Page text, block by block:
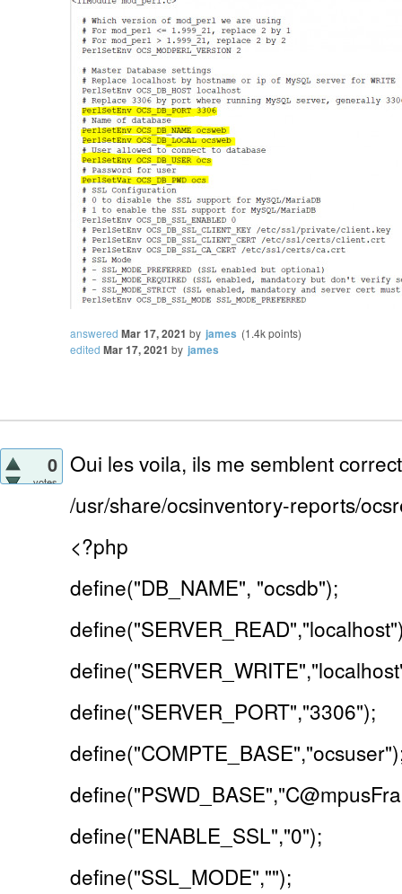
answered Mar 17, 2021 by james (1.4kpoints)
edited Mar 17, 2021 by james
0
votes
Oui les voila, ils me semblent correct
/usr/share/ocsinventory-reports/
<?php
define("DB_NAME", "ocsdb");
define("SERVER_PORT","3306");
define("ENABLE_SSL","0");
define("SSL_MODE","");